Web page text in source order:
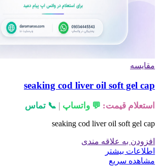
مقایسه
seaking cod liver oil soft gel cap
استعلام قیمت: 💬 واتساپ 📞 تماس
seaking cod liver oil soft gel cap
افزودن به علاقه مندی
اطلاعات بیشتر
مشاهده سریع